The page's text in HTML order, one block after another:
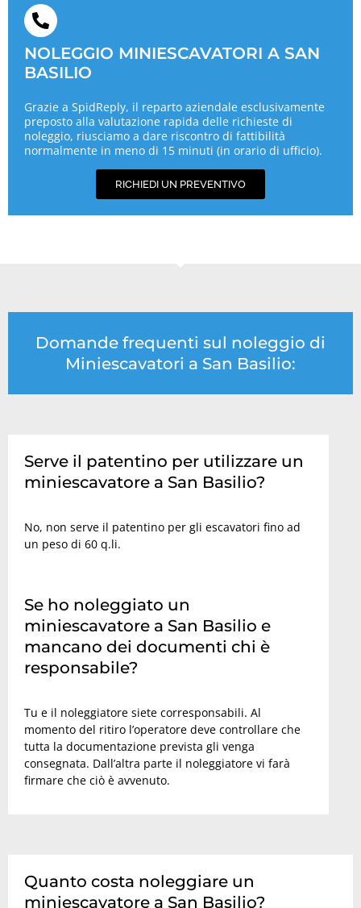
NOLEGGIO MINIESCAVATORI A SAN
BASILIO
Grazie a SpidReply, il reparto aziendale esclusivamente
preposto alla valutazione rapida delle richieste di
noleggio, riusciamo a dare riscontro di fattibilità
normalmente in meno di 15 minuti (in orario di ufficio).
RICHIEDI UN PREVENTIVO
Domande frequenti sul noleggio di
Miniescavatori a San Basilio:
Serve il patentino per utilizzare un
miniescavatore a San Basilio?
No, non serve il patentino per gli escavatori fino ad
un peso di 60 q.li.
Se ho noleggiato un
miniescavatore a San Basilio e
mancano dei documenti chi è
responsabile?
Tu e il noleggiatore siete corresponsabili. Al
momento del ritiro l’operatore deve controllare che
tutta la documentazione prevista gli venga
consegnata. Dall’altra parte il noleggiatore vi farà
firmare che ciò è avvenuto.
Quanto costa noleggiare un
miniescavatore a San Basilio?